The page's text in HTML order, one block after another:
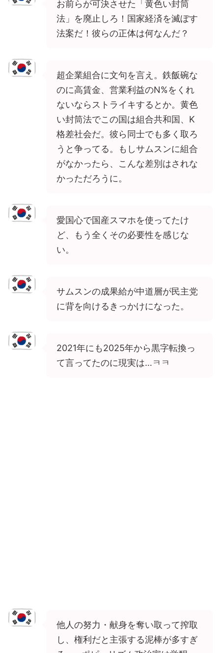
お前らが可決させた「黄色い封筒
法」を廃止しろ！国家経済を滅ぼす
法案だ！彼らの正体は何なんだ？
超企業組合に文句を言え。鉄飯碗な
のに高賃金、営業利益のN%をくれ
ないならストライキするとか。黄色
い封筒法でこの国は組合共和国、K
格差社会だ。彼ら同士でも多く取ろ
うと争ってる。もしサムスンに組合
がなかったら、こんな差別はされな
かっただろうに。
愛国心で国産スマホを使ってたけ
ど、もう全くその必要性を感じな
い。
サムスンの成果給が中道層が民主党
に背を向けるきっかけになった。
2021年にも2025年から黒字転換っ
て言ってたのに現実は…ㅋㅋ
他人の努力・献身を奪い取って搾取
し、権利だと主張する泥棒が多すぎ